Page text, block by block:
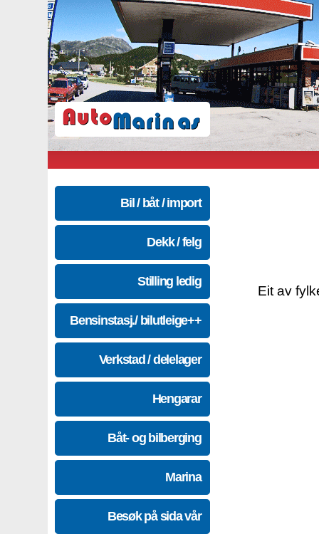
Bil / båt / import
Dekk / felg
Stilling ledig
Bensinstasj./ bilutleige++
Verkstad / delelager
Hengarar
Båt- og bilberging
Marina
Besøk på sida vår
Eit av